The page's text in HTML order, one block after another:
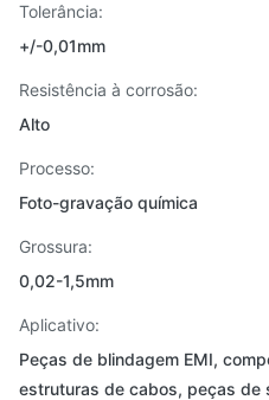
Tolerância:
+/-0,01mm
Resistência à corrosão:
Alto
Processo:
Foto-gravação química
Grossura:
0,02-1,5mm
Aplicativo:
Peças de blindagem EMI,
estruturas de cabos, peças de